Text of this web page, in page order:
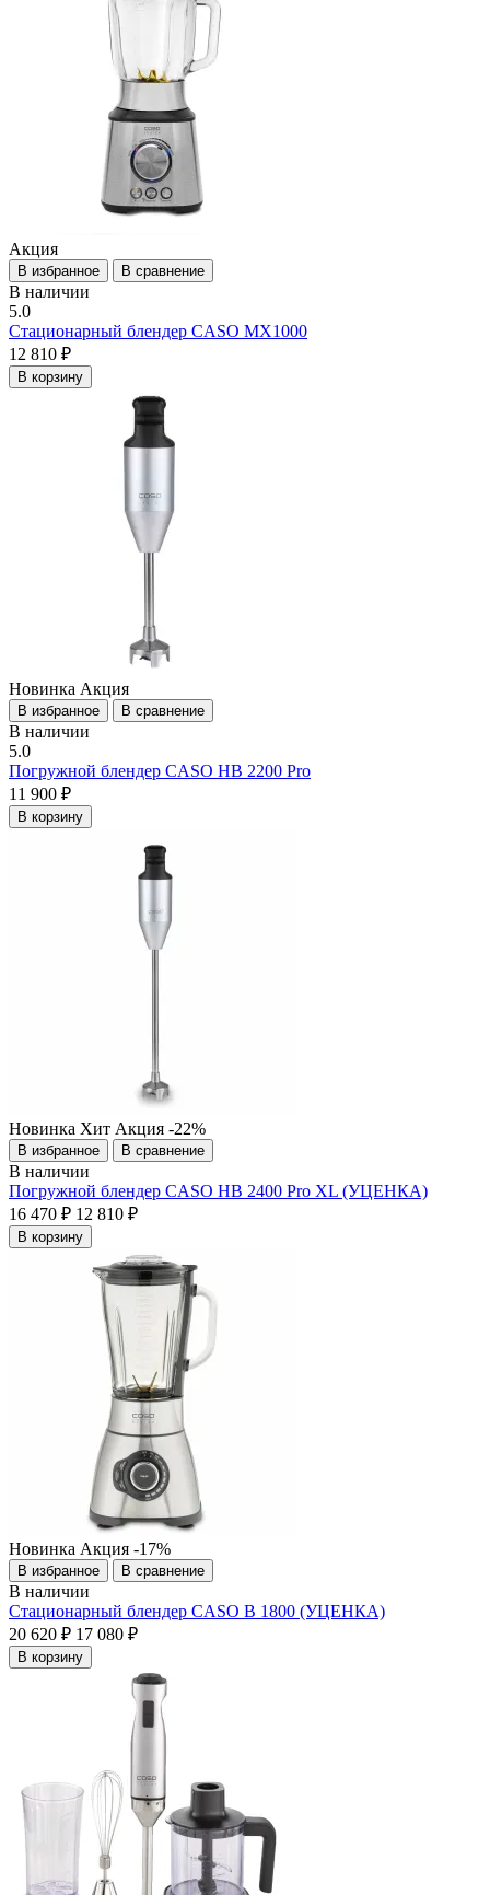
Акция
В избранное В сравнение
В наличии
5.0
Стационарный блендер CASO MX1000
12 810 ₽
В корзину
Новинка Акция
В избранное В сравнение
В наличии
5.0
Погружной блендер CASO HB 2200 Pro
11 900 ₽
В корзину
Новинка Хит Акция -22%
В избранное В сравнение
В наличии
Погружной блендер CASO HB 2400 Pro XL (УЦЕНКА)
16 470 ₽ 12 810 ₽
В корзину
Новинка Акция -17%
В избранное В сравнение
В наличии
Стационарный блендер CASO B 1800 (УЦЕНКА)
20 620 ₽ 17 080 ₽
В корзину